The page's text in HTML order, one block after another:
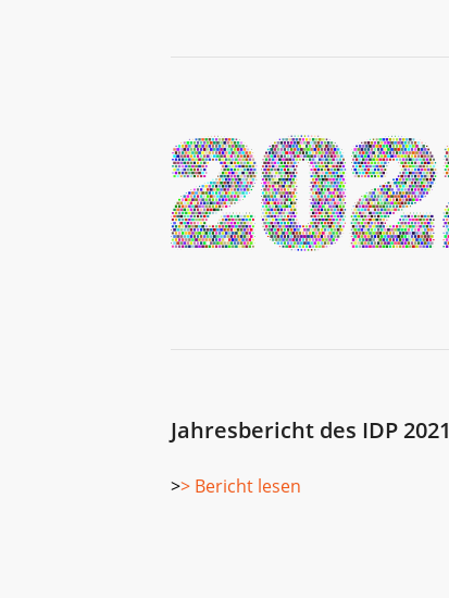
Jahresbericht des IDP 2021
>> Bericht lesen